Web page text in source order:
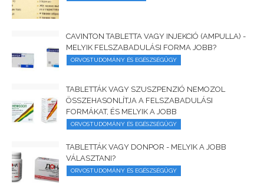
CAVINTON TABLETTA VAGY INJEKCIÓ (AMPULLA) -
MELYIK FELSZABADULÁSI FORMA JOBB?
ORVOSTUDOMÁNY ÉS EGÉSZSÉGÜGY
TABLETTÁK VAGY SZUSZPENZIÓ NEMOZOL
ÖSSZEHASONLÍTJA A FELSZABADULÁSI
FORMÁKAT, ÉS MELYIK A JOBB
ORVOSTUDOMÁNY ÉS EGÉSZSÉGÜGY
TABLETTÁK VAGY DONPOR - MELYIK A JOBB
VÁLASZTANI?
ORVOSTUDOMÁNY ÉS EGÉSZSÉGÜGY